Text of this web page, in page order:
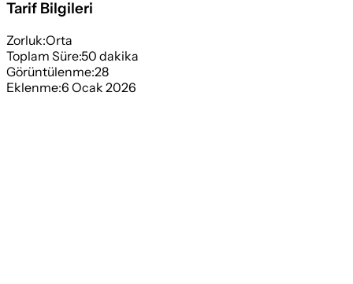
Tarif Bilgileri
Zorluk:Orta
Toplam Süre:50 dakika
Görüntülenme:28
Eklenme:6 Ocak 2026